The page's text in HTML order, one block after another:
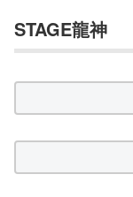
STAGE龍神